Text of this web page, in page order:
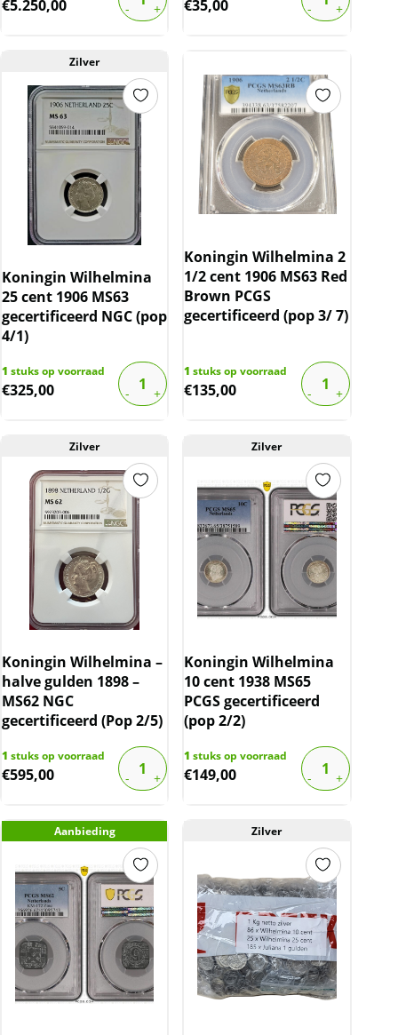
€5.250,00 €35,00
Zilver
Koningin Wilhelmina
25 cent 1906 MS63
gecertificeerd NGC (pop
4/1)
1 stuks op voorraad
€325,00
Koningin Wilhelmina 2
1/2 cent 1906 MS63 Red
Brown PCGS
gecertificeerd (pop 3/ 7)
1 stuks op voorraad
€135,00
Zilver
Koningin Wilhelmina –
halve gulden 1898 –
MS62 NGC
gecertificeerd (Pop 2/5)
1 stuks op voorraad
€595,00
Zilver
Koningin Wilhelmina
10 cent 1938 MS65
PCGS gecertificeerd
(pop 2/2)
1 stuks op voorraad
€149,00
Aanbieding Zilver